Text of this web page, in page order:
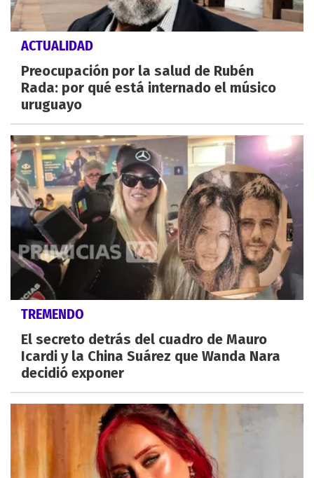
ACTUALIDAD
Preocupación por la salud de Rubén
Rada: por qué está internado el músico
uruguayo
TREMENDO
El secreto detrás del cuadro de Mauro
Icardi y la China Suárez que Wanda Nara
decidió exponer